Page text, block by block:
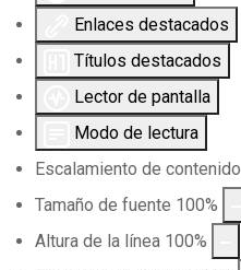
Enlaces destacados
Títulos destacados
Lector de pantalla
Modo de lectura
Escalamiento de contenido
Tamaño de fuente 100%
Altura de la línea 100%